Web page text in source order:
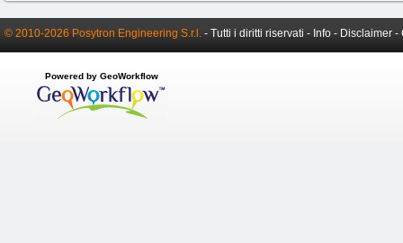
© 2010-2026 Posytron Engineering S.r.l. - Tutti i diritti riservati - Info - Disclaimer -
Powered by GeoWorkflow